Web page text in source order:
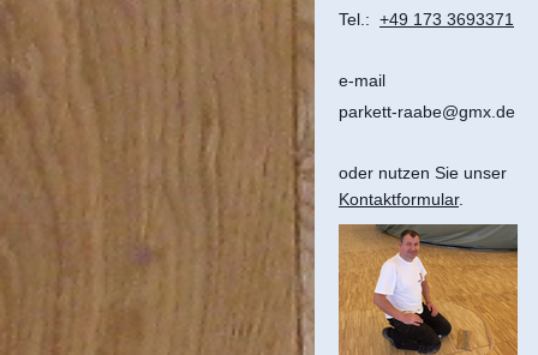
Tel.: +49 173 3693371
e-mail
parkett-raabe@gmx.de
oder nutzen Sie unser
Kontaktformular.